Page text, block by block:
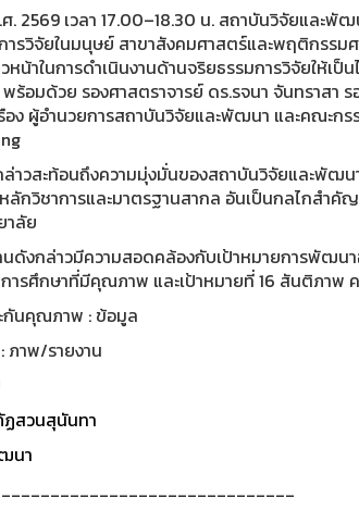
. 2569 เวลา 17.00–18.30 น. สถาบันวิจัยและ
ารวิจัยในมนุษย์ สาขาสังคมศาสตร์และพฤติกรร
น้าในการดำเนินงานด้านจริยธรรมการวิจัยให้เ
พร้อมด้วย รองศาสตราจารย์ ดร.รจนา จันทราส
อง ผู้อำนวยการสถาบันวิจัยและพัฒนา และคณะกร
าวสะท้อนถึงความมุ่งมั่นของสถาบันวิจัยและพัฒน
ลักวิชาการและมาตรฐานสากล อันเป็นกลไกสำ
าลัย
นดังกล่าวมีความสอดคล้องกับเป้าหมายการพัฒน
ารศึกษาที่มีคุณภาพ และเป้าหมายที่ 16 สันติภาพ
กันคุณภาพ : ข้อมูล
าพ/รายงาน
สวนสุนันทา
นา